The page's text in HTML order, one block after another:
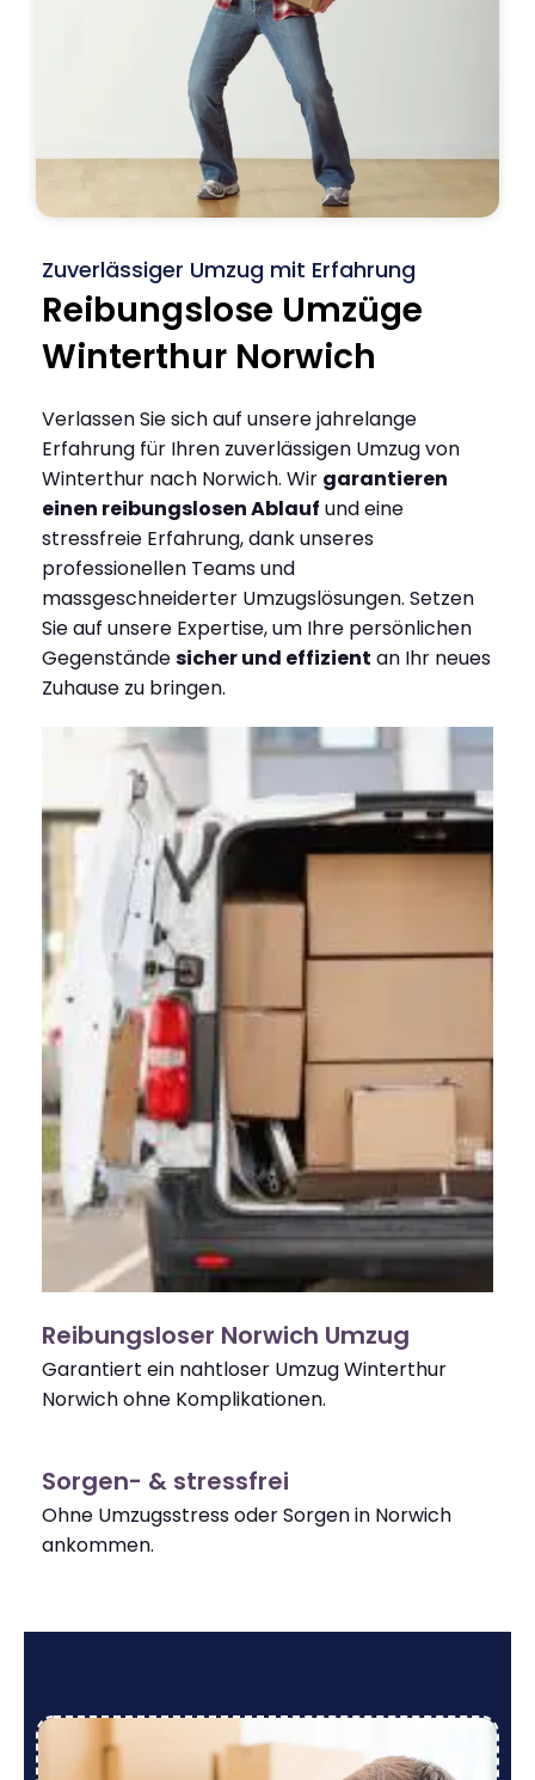
Zuverlässiger Umzug mit Erfahrung
Reibungslose Umzüge
Winterthur Norwich
Verlassen Sie sich auf unsere jahrelange
Erfahrung für Ihren zuverlässigen Umzug von
Winterthur nach Norwich. Wir garantieren
einen reibungslosen Ablauf und eine
stressfreie Erfahrung, dank unseres
professionellen Teams und
massgeschneiderter Umzugslösungen. Setzen
Sie auf unsere Expertise, um Ihre persönlichen
Gegenständesicher und effizient an Ihr neues
Zuhause zu bringen.
Reibungsloser Norwich Umzug
Garantiert ein nahtloser Umzug Winterthur
Norwich ohne Komplikationen.
Sorgen- & stressfrei
Ohne Umzugsstress oder Sorgen in Norwich
ankommen.